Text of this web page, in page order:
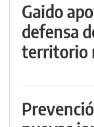
Gaido
defensa
territorio